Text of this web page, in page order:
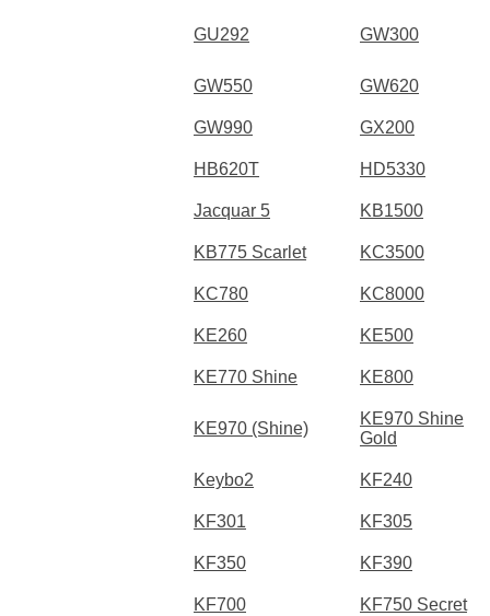
GU292 GW300
GW550 GW620
GW990 GX200
HB620T HD5330
Jacquar 5 KB1500
KB775 Scarlet KC3500
KC780 KC8000
KE260 KE500
KE770 Shine KE800
KE970 (Shine)
KE970 Shine
Gold
Keybo2 KF240
KF301 KF305
KF350 KF390
KF700 KF750 Secret